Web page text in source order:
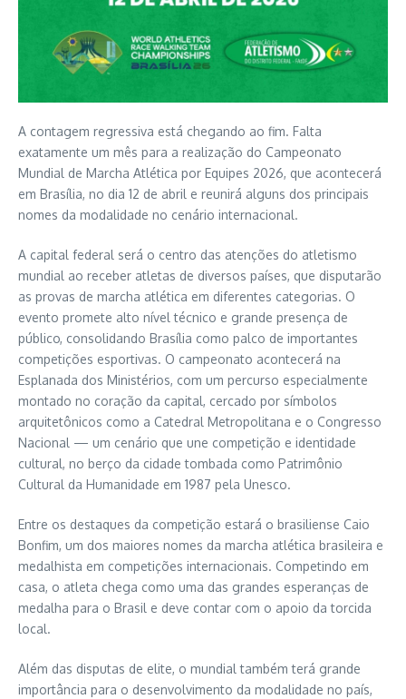
A contagem regressiva está chegando ao fim. Falta
exatamente um mês para a realização do Campeonato
Mundial de Marcha Atlética por Equipes 2026, que acontecerá
em Brasília, no dia 12 de abril e reunirá alguns dos principais
nomes da modalidade no cenário internacional.
A capital federal será o centro das atenções do atletismo
mundial ao receber atletas de diversos países, que disputarão
as provas de marcha atlética em diferentes categorias. O
evento promete alto nível técnico e grande presença de
público, consolidando Brasília como palco de importantes
competições esportivas. O campeonato acontecerá na
Esplanada dos Ministérios, com um percurso especialmente
montado no coração da capital, cercado por símbolos
arquitetônicos como a Catedral Metropolitana e o Congresso
Nacional — um cenário que une competição e identidade
cultural, no berço da cidade tombada como Patrimônio
Cultural da Humanidade em 1987 pela Unesco.
Entre os destaques da competição estará o brasiliense Caio
Bonfim, um dos maiores nomes da marcha atlética brasileira e
medalhista em competições internacionais. Competindo em
casa, o atleta chega como uma das grandes esperanças de
medalha para o Brasil e deve contar com o apoio da torcida
local.
Além das disputas de elite, o mundial também terá grande
importância para o desenvolvimento da modalidade no país,